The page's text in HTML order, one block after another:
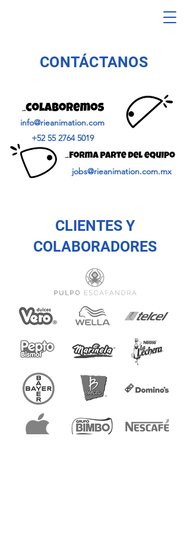
CONTÁCTANOS
info@rieanimation.com
+52 55 2764 5019
jobs@rieanimation.com.mx
CLIENTES Y
COLABORADORES